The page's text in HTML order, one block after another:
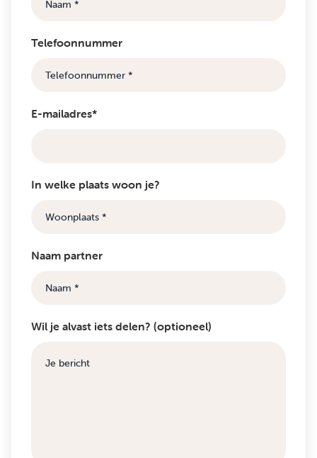
Telefoonnummer
E-mailadres*
In welke plaats woon je?
Naam partner
Wil je alvast iets delen? (optioneel)